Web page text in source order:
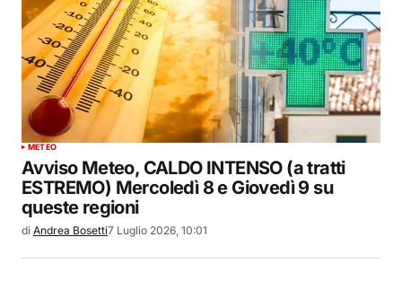
METEO
Avviso Meteo, CALDO INTENSO (a tratti
ESTREMO) Mercoledì 8 e Giovedì 9 su
queste regioni
di Andrea Bosetti7 Luglio 2026, 10:01